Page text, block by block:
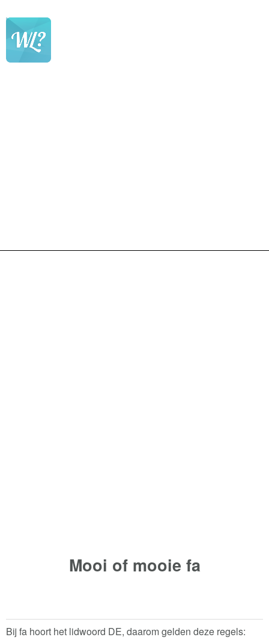
Mooi of mooie fa
Bij fa hoort het lidwoord DE, daarom gelden deze regels: